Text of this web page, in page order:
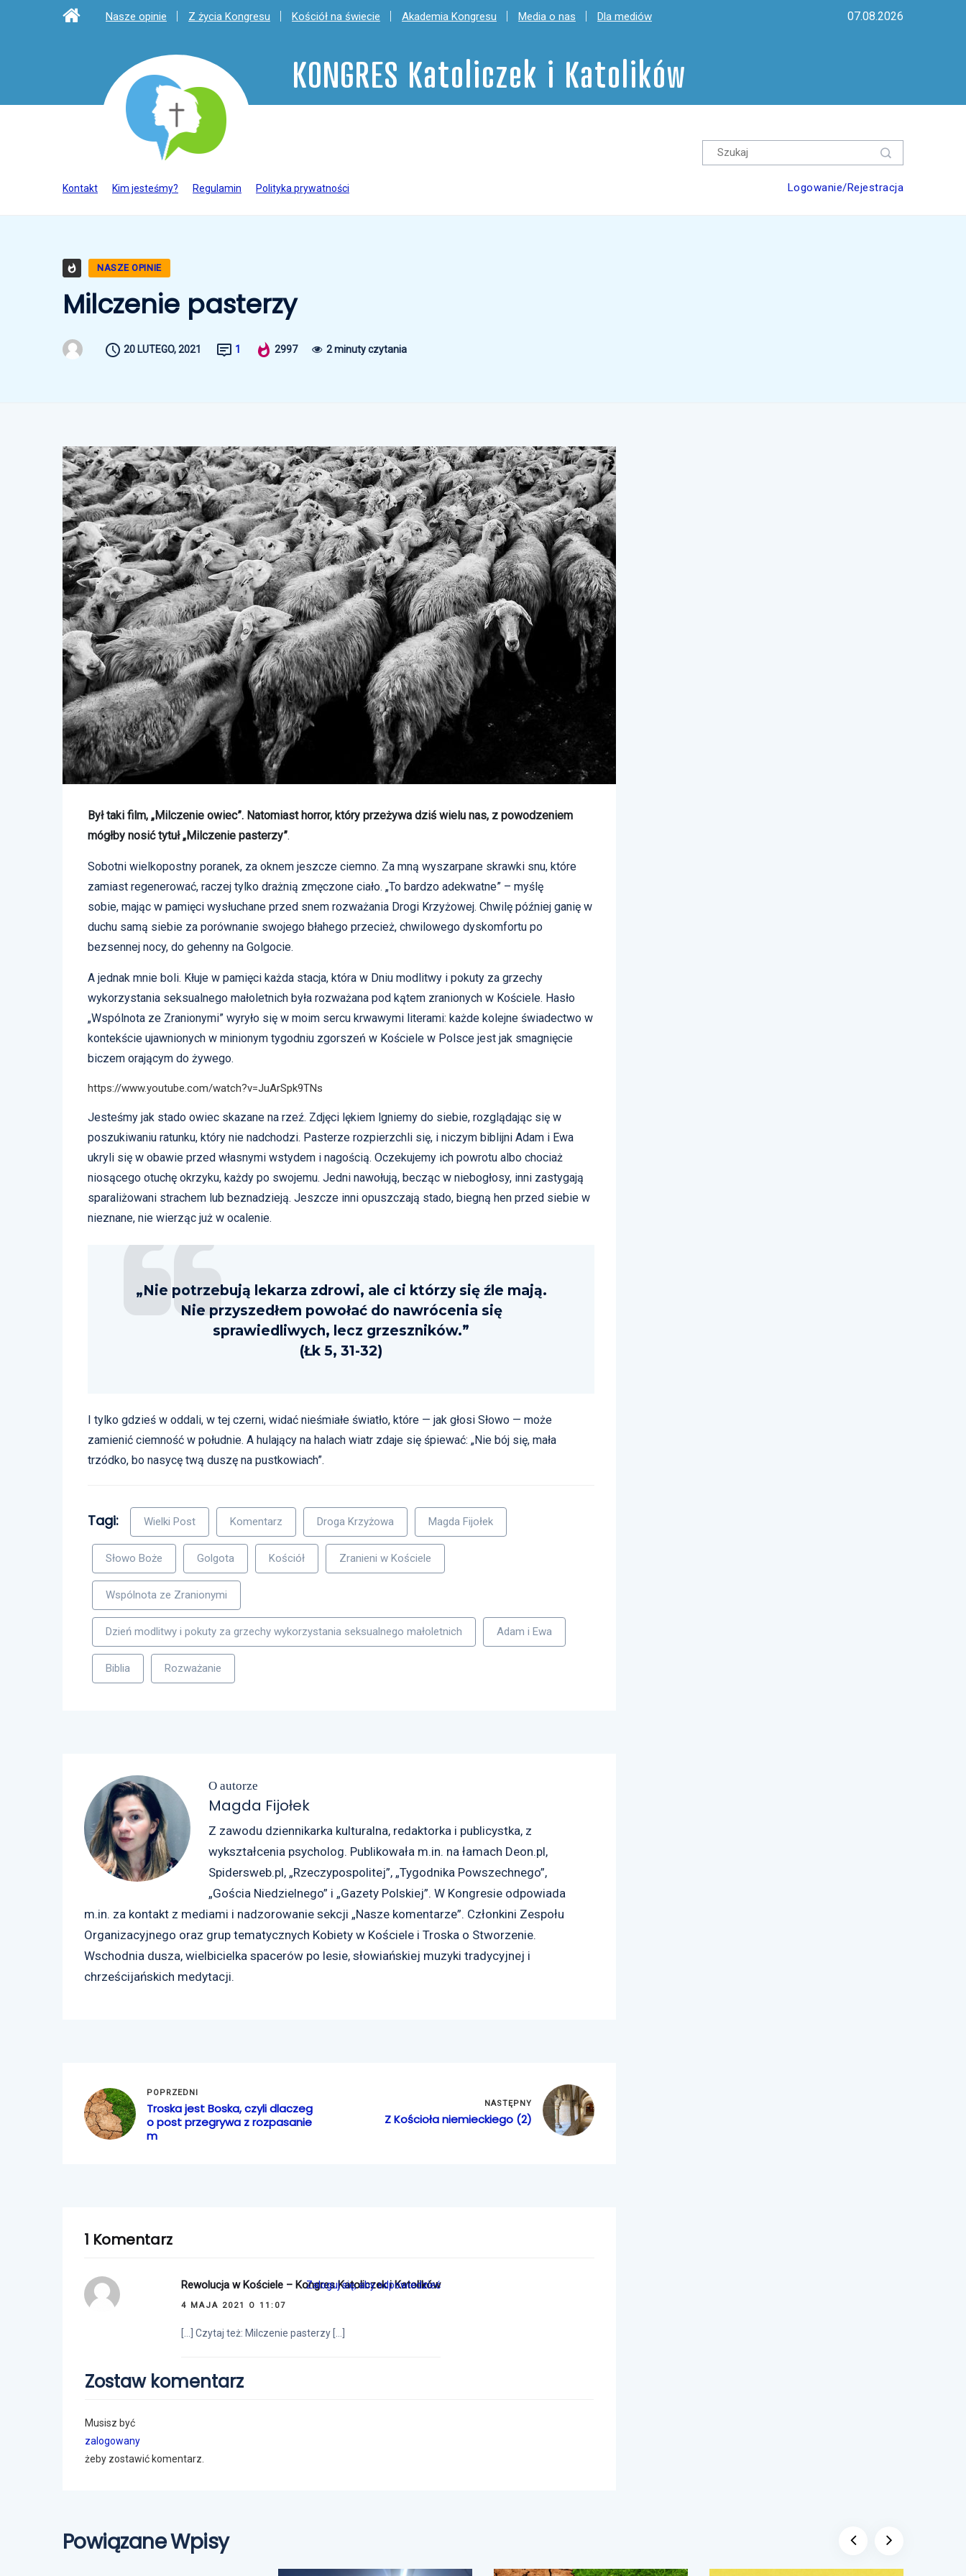
Nasze opinie Z życia Kongresu Kościół na świecie Akademia Kongresu Media o nas Dla mediów 07.08.2026
KONGRES Katoliczek i Katolików
Kontakt Kim jesteśmy? Regulamin Polityka prywatności Logowanie/Rejestracja
NASZE OPINIE
Milczenie pasterzy
20 LUTEGO, 2021 1 2997 2 minuty czytania
Był taki film, „Milczenie owiec”. Natomiast horror, który przeżywa dziś wielu nas, z powodzeniem
mógłby nosić tytuł „Milczenie pasterzy”.
Sobotni wielkopostny poranek, za oknem jeszcze ciemno. Za mną wyszarpane skrawki snu, które
zamiast regenerować, raczej tylko drażnią zmęczone ciało. „To bardzo adekwatne” – myślę
sobie, mając w pamięci wysłuchane przed snem rozważania Drogi Krzyżowej. Chwilę później ganię w
duchu samą siebie za porównanie swojego błahego przecież, chwilowego dyskomfortu po
bezsennej nocy, do gehenny na Golgocie.
A jednak mnie boli. Kłuje w pamięci każda stacja, która w Dniu modlitwy i pokuty za grzechy
wykorzystania seksualnego małoletnich była rozważana pod kątem zranionych w Kościele. Hasło
„Wspólnota ze Zranionymi” wyryło się w moim sercu krwawymi literami: każde kolejne świadectwo w
kontekście ujawnionych w minionym tygodniu zgorszeń w Kościele w Polsce jest jak smagnięcie
biczem orającym do żywego.
https://www.youtube.com/watch?v=JuArSpk9TNs
Jesteśmy jak stado owiec skazane na rzeź. Zdjęci lękiem lgniemy do siebie, rozglądając się w
poszukiwaniu ratunku, który nie nadchodzi. Pasterze rozpierzchli się, i niczym biblijni Adam i Ewa
ukryli się w obawie przed własnymi wstydem i nagością. Oczekujemy ich powrotu albo chociaż
niosącego otuchę okrzyku, każdy po swojemu. Jedni nawołują, becząc w niebogłosy, inni zastygają
sparaliżowani strachem lub beznadzieją. Jeszcze inni opuszczają stado, biegną hen przed siebie w
nieznane, nie wierząc już w ocalenie.
„Nie potrzebują lekarza zdrowi, ale ci którzy się źle mają.
Nie przyszedłem powołać do nawrócenia się
sprawiedliwych, lecz grzeszników.”
(Łk 5, 31-32)
I tylko gdzieś w oddali, w tej czerni, widać nieśmiałe światło, które — jak głosi Słowo — może
zamienić ciemność w południe. A hulający na halach wiatr zdaje się śpiewać: „Nie bój się, mała
trzódko, bo nasycę twą duszę na pustkowiach”.
Tagi: Wielki Post Komentarz Droga Krzyżowa Magda Fijołek
Słowo Boże Golgota Kościół Zranieni w Kościele
Wspólnota ze Zranionymi
Dzień modlitwy i pokuty za grzechy wykorzystania seksualnego małoletnich Adam i Ewa
Biblia Rozważanie
O autorze
Magda Fijołek
Z zawodu dziennikarka kulturalna, redaktorka i publicystka, z
wykształcenia psycholog. Publikowała m.in. na łamach Deon.pl,
Spidersweb.pl, „Rzeczypospolitej”, „Tygodnika Powszechnego”,
„Gościa Niedzielnego” i „Gazety Polskiej”. W Kongresie odpowiada
m.in. za kontakt z mediami i nadzorowanie sekcji „Nasze komentarze”. Członkini Zespołu
Organizacyjnego oraz grup tematycznych Kobiety w Kościele i Troska o Stworzenie.
Wschodnia dusza, wielbicielka spacerów po lesie, słowiańskiej muzyki tradycyjnej i
chrześcijańskich medytacji.
POPRZEDNI
Troska jest Boska, czyli dlaczeg
o post przegrywa z rozpasanie
m
NASTĘPNY
Z Kościoła niemieckiego (2)
1 Komentarz
Zaloguj się, aby odpowiedzieć
Rewolucja w Kościele – Kongres Katoliczek i Katolików
4 MAJA 2021 O 11:07
[…] Czytaj też: Milczenie pasterzy […]
Zostaw komentarz
Musisz być
zalogowany
żeby zostawić komentarz.
Powiązane Wpisy